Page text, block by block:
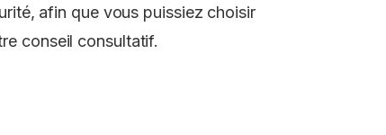
afin que vous puissiez choisir
conseil consultatif.